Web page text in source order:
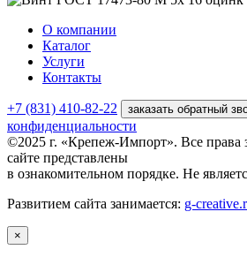
О компании
Каталог
Услуги
Контакты
+7 (831) 410-82-22 заказать обратный
конфиденциальности
©2025 г. «Крепеж-Импорт». Все
сайте представлены
в ознакомительном порядке. Не
Развитием сайта занимается: g-
×